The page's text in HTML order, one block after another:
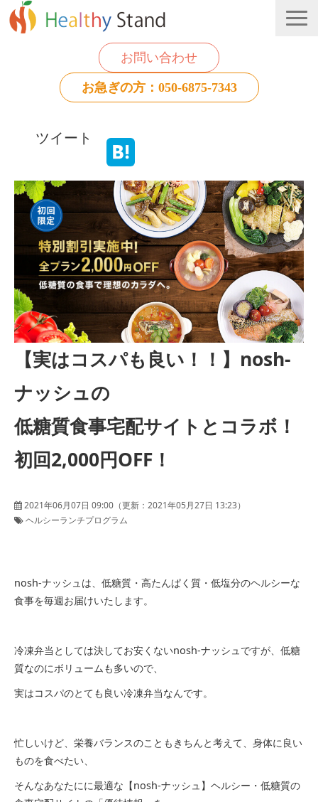
お問い合わせ
お急ぎの方：050-6875-7343
個人のお客様
ツイート
【実はコスパも良い！！】nosh-
ナッシュの
低糖質食事宅配サイトとコラボ！
初回2,000円OFF！
2021年06月07日 09:00 （更新： 2021年05月27日 13:23）
ヘルシーランチプログラム
nosh-ナッシュは、低糖質・高たんぱく質・低塩分のヘルシーな
食事を毎週お届けいたします。
冷凍弁当としては決してお安くないnosh-ナッシュですが、低糖
質なのにボリュームも多いので、
実はコスパのとても良い冷凍弁当なんです。
忙しいけど、栄養バランスのこともきちんと考えて、身体に良い
ものを食べたい、
そんなあなたにに最適な【nosh-ナッシュ】ヘルシー・低糖質の